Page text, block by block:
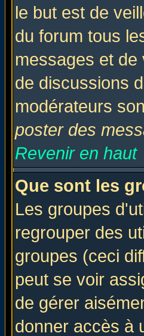
le but est de
du forum tous
messages et de
de discussions
modérateurs
poster des
Revenir en haut
Que sont les
Les groupes
regrouper des
groupes (ceci
peut se voir
de gérer
donner accès à